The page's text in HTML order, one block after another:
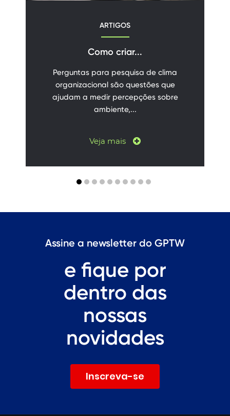
ARTIGOS
Como criar...
Perguntas para pesquisa de clima
organizacional são questões que
ajudam a medir percepções sobre
ambiente,...
Veja mais
Assine a newsletter do GPTW
e fique por
dentro das
nossas
novidades
Inscreva-se